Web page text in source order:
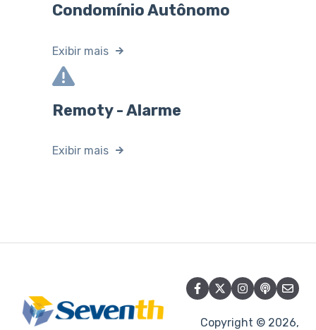
Condomínio Autônomo
Exibir mais
Remoty - Alarme
Exibir mais
Copyright © 2026,